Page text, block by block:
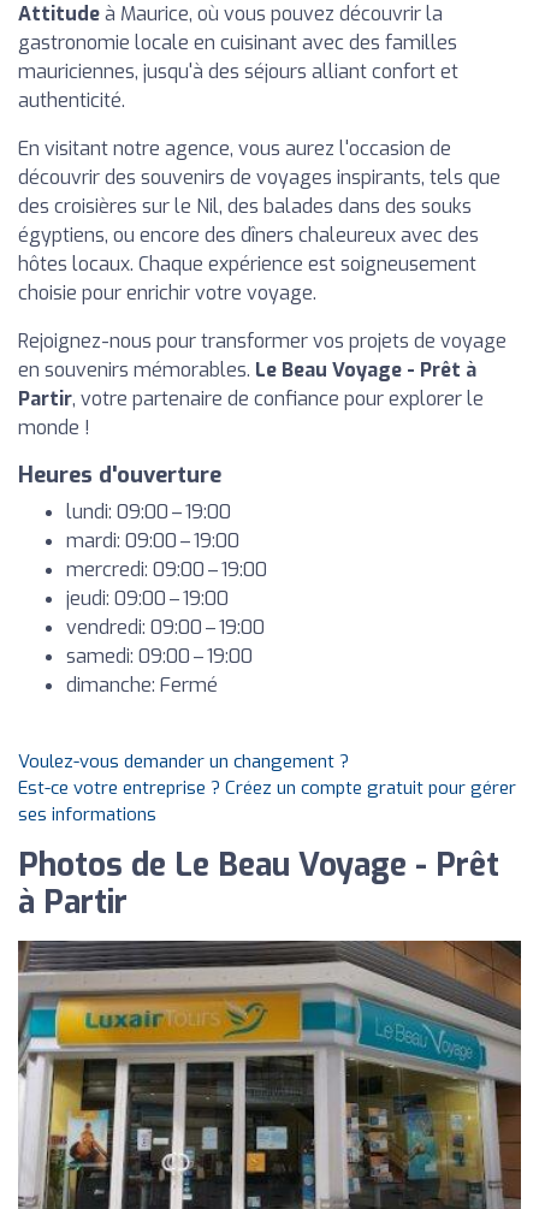
Attitudeà Maurice, où vous pouvez découvrir la
gastronomie locale en cuisinant avec des familles
mauriciennes, jusqu'à des séjours alliant confort et
authenticité.
En visitant notre agence, vous aurez l'occasion de
découvrir des souvenirs de voyages inspirants, tels que
des croisières sur le Nil, des balades dans des souks
égyptiens, ou encore des dîners chaleureux avec des
hôtes locaux. Chaque expérience est soigneusement
choisie pour enrichir votre voyage.
Rejoignez-nous pour transformer vos projets de voyage
en souvenirs mémorables. Le Beau Voyage - Prêt à
Partir, votre partenaire de confiance pour explorer le
monde !
Heures d'ouverture
lundi: 09:00 – 19:00
mardi: 09:00 – 19:00
mercredi: 09:00 – 19:00
jeudi: 09:00 – 19:00
vendredi: 09:00 – 19:00
samedi: 09:00 – 19:00
dimanche: Fermé
Voulez-vous demander un changement ?
Est-ce votre entreprise ? Créez un compte gratuit pour gérer
ses informations
Photos de Le Beau Voyage - Prêt
à Partir